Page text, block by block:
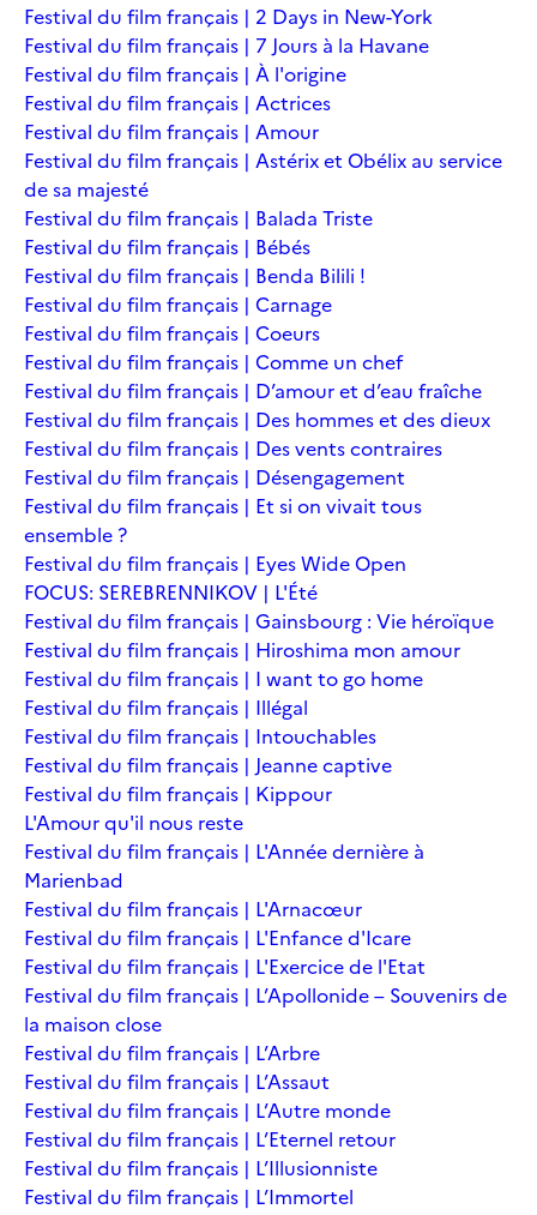
Festival du film français | 2 Days in New-York
Festival du film français | 7 Jours à la Havane
Festival du film français | À l'origine
Festival du film français | Actrices
Festival du film français | Amour
Festival du film français | Astérix et Obélix au service
de sa majesté
Festival du film français | Balada Triste
Festival du film français | Bébés
Festival du film français | Benda Bilili !
Festival du film français | Carnage
Festival du film français | Coeurs
Festival du film français | Comme un chef
Festival du film français | D’amour et d’eau fraîche
Festival du film français | Des hommes et des dieux
Festival du film français | Des vents contraires
Festival du film français | Désengagement
Festival du film français | Et si on vivait tous
ensemble ?
Festival du film français | Eyes Wide Open
FOCUS: SEREBRENNIKOV | L'Été
Festival du film français | Gainsbourg : Vie héroïque
Festival du film français | Hiroshima mon amour
Festival du film français | I want to go home
Festival du film français | Illégal
Festival du film français | Intouchables
Festival du film français | Jeanne captive
Festival du film français | Kippour
L'Amour qu'il nous reste
Festival du film français | L'Année dernière à
Marienbad
Festival du film français | L'Arnacœur
Festival du film français | L'Enfance d'Icare
Festival du film français | L'Exercice de l'Etat
Festival du film français | L’Apollonide – Souvenirs de
la maison close
Festival du film français | L’Arbre
Festival du film français | L’Assaut
Festival du film français | L’Autre monde
Festival du film français | L’Eternel retour
Festival du film français | L’Illusionniste
Festival du film français | L’Immortel